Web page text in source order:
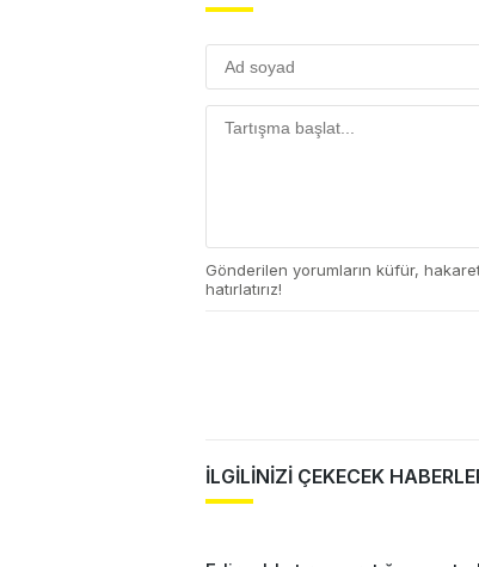
Gönderilen yorumların küfür,
hatırlatırız!
İLGİLİNİZİ ÇEKECEK